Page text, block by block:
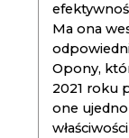
Ma ona
Opony,
2021 roku
one